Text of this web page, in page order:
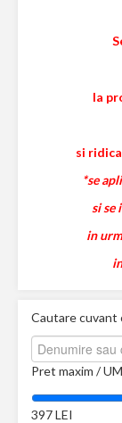
la
si
*se
si se
in
Cautare cuvant
Pret maxim /
397LEI